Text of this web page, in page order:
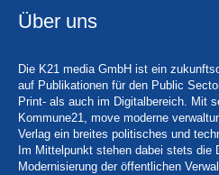
Über uns
Die K21 media GmbH ist ein
auf Publikationen für den Public
Print- als auch im Digitalbereich. Mit
Kommune21, move moderne
Verlag ein breites politisches und
Im Mittelpunkt stehen dabei stets die
Modernisierung der öffentlichen